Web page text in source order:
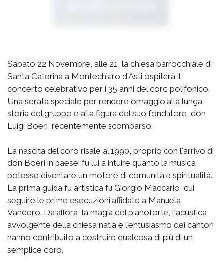
Sabato 22 Novembre, alle 21, la chiesa parrocchiale di
Santa Caterina a Montechiaro d'Asti ospiterà il
concerto celebrativo per i 35 anni del coro polifonico.
Una serata speciale per rendere omaggio alla lunga
storia del gruppo e alla figura del suo fondatore, don
Luigi Boeri, recentemente scomparso.
La nascita del coro risale al 1990, proprio con l'arrivo di
don Boeri in paese: fu lui a intuire quanto la musica
potesse diventare un motore di comunità e spiritualità.
La prima guida fu artistica fu Giorgio Maccario, cui
seguire le prime esecuzioni affidate a Manuela
Vandero. Da allora, la magia del pianoforte, l'acustica
avvolgente della chiesa natia e l'entusiasmo dei cantori
hanno contribuito a costruire qualcosa di più di un
semplice coro.